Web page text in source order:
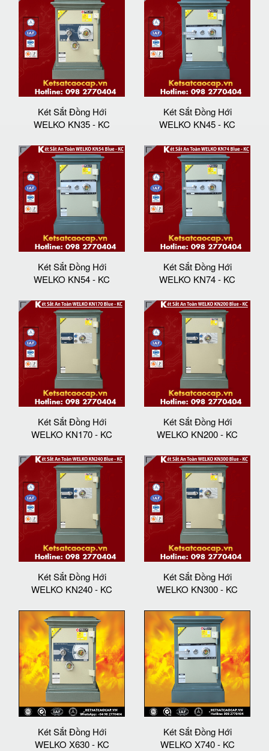
Két Sắt Đồng Hới
WELKO KN35 - KC
Két Sắt Đồng Hới
WELKO KN45 - KC
Két Sắt Đồng Hới
WELKO KN54 - KC
Két Sắt Đồng Hới
WELKO KN74 - KC
Két Sắt Đồng Hới
WELKO KN170 - KC
Két Sắt Đồng Hới
WELKO KN200 - KC
Két Sắt Đồng Hới
WELKO KN240 - KC
Két Sắt Đồng Hới
WELKO KN300 - KC
Két Sắt Đồng Hới
WELKO X630 - KC
Két Sắt Đồng Hới
WELKO X740 - KC